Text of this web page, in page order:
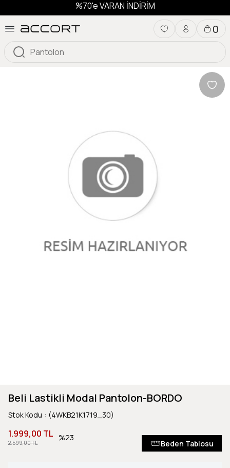
%70'e VARAN İNDİRİM
0
Beli Lastikli Modal Pantolon-BORDO
Stok Kodu (4WKB21K1719_30)
2.599,00 TL
1.999,00 TL 23
Beden Tablosu